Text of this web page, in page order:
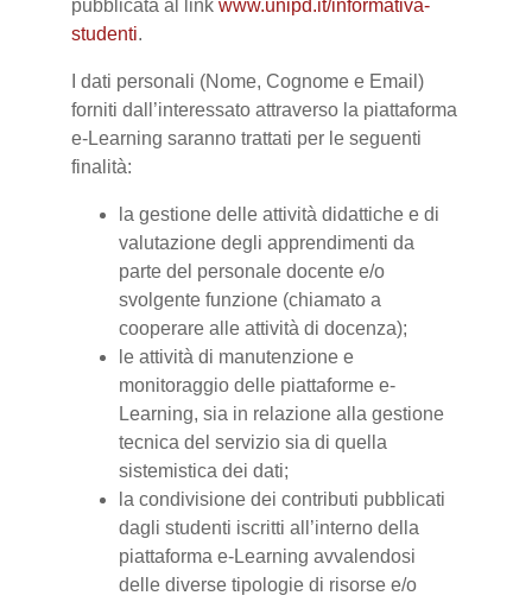
pubblicata al link www.unipd.it/informativa-
studenti.
I dati personali (Nome, Cognome e Email)
forniti dall’interessato attraverso la piattaforma
e-Learning saranno trattati per le seguenti
finalità:
la gestione delle attività didattiche e di
valutazione degli apprendimenti da
parte del personale docente e/o
svolgente funzione (chiamato a
cooperare alle attività di docenza);
le attività di manutenzione e
monitoraggio delle piattaforme e-
Learning, sia in relazione alla gestione
tecnica del servizio sia di quella
sistemistica dei dati;
la condivisione dei contributi pubblicati
dagli studenti iscritti all’interno della
piattaforma e-Learning avvalendosi
delle diverse tipologie di risorse e/o